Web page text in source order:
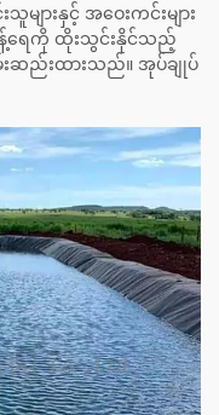
များနှင့် အဝေးကင်းများ
န့်ရေကို ထိုးသွင်းနိုင်သည့်
ဆည်းထားသည်။ အုပ်ချုပ်